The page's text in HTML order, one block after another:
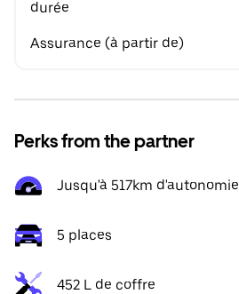
durée
Assurance (à partir de)
Perks from the partner
Jusqu'à 517km d'autonomie
5 places
452 L de coffre